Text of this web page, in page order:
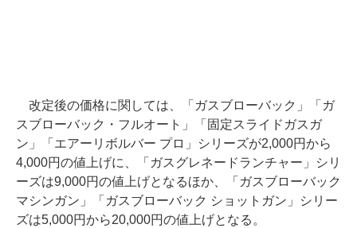
改定後の価格に関しては、「ガスブローバック」「ガ
スブローバック・フルオート」「固定スライドガスガ
ン」「エアーリボルバー プロ」シリーズが2,000円から
4,000円の値上げに、「ガスグレネードランチャー」シリ
ーズは9,000円の値上げとなるほか、「ガスブローバック
マシンガン」「ガスブローバック ショットガン」シリー
ズは5,000円から20,000円の値上げとなる。